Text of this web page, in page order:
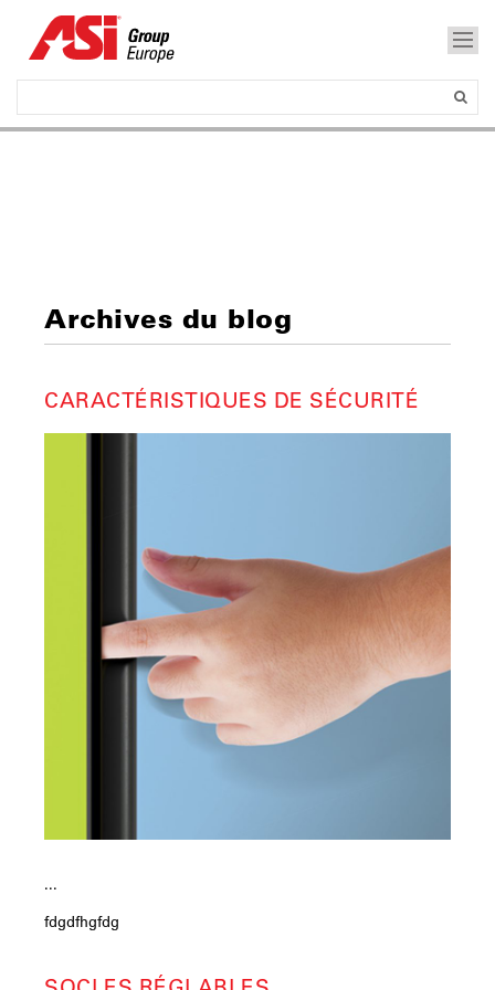
Archives du blog
CARACTÉRISTIQUES DE SÉCURITÉ
...
fdgdfhgfdg